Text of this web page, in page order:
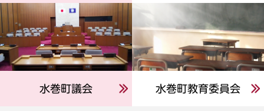
水巻町議会 水巻町教育委員会